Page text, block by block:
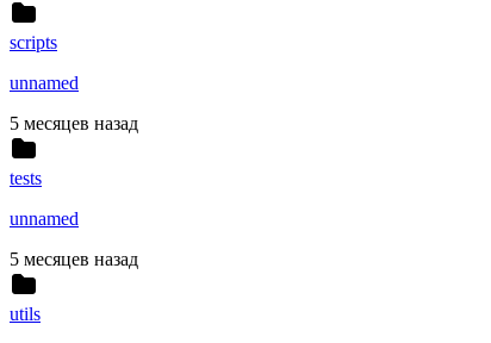
scripts
unnamed
5 месяцев назад
tests
unnamed
5 месяцев назад
utils